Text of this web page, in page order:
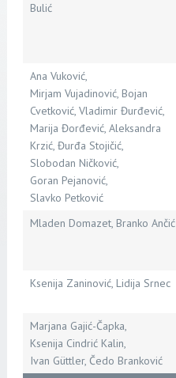
Bulić
Ana Vuković,
Mirjam Vujadinović, Bojan
Cvetković, Vladimir Đurđević,
Marija Đorđević, Aleksandra
Krzić, Đurđa Stojičić,
Slobodan Ničković,
Goran Pejanović,
Slavko Petković
Mladen Domazet, Branko Ančić
Ksenija Zaninović, Lidija Srnec
Marjana Gajić-Čapka,
Ksenija Cindrić Kalin,
Ivan Güttler, Čedo Branković